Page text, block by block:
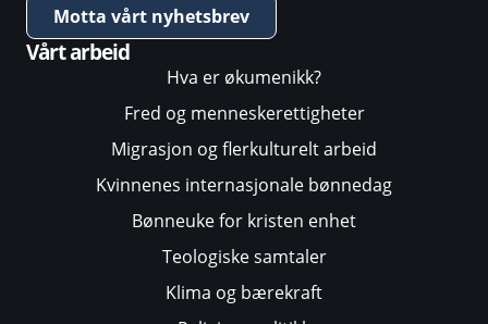
Motta vårt nyhetsbrev
Vårt arbeid
Hva er økumenikk?
Fred og menneskerettigheter
Migrasjon og flerkulturelt arbeid
Kvinnenes internasjonale bønnedag
Bønneuke for kristen enhet
Teologiske samtaler
Klima og bærekraft